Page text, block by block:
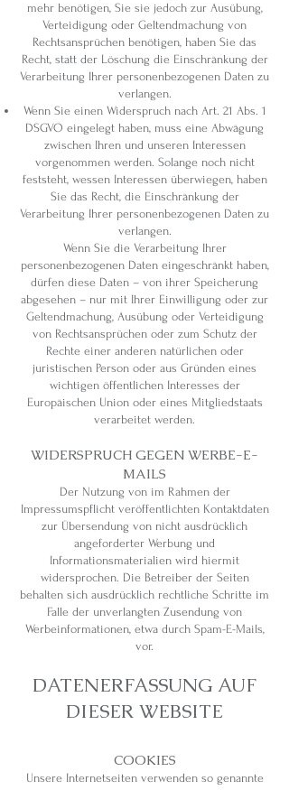
mehr benötigen, Sie sie jedoch zur Ausübung,
Verteidigung oder Geltendmachung von
Rechtsansprüchen benötigen, haben Sie das
Recht, statt der Löschung die Einschränkung der
Verarbeitung Ihrer personenbezogenen Daten zu
verlangen.
Wenn Sie einen Widerspruch nach Art. 21 Abs. 1
DSGVO eingelegt haben, muss eine Abwägung
zwischen Ihren und unseren Interessen
vorgenommen werden. Solange noch nicht
feststeht, wessen Interessen überwiegen, haben
Sie das Recht, die Einschränkung der
Verarbeitung Ihrer personenbezogenen Daten zu
verlangen.
Wenn Sie die Verarbeitung Ihrer
personenbezogenen Daten eingeschränkt haben,
dürfen diese Daten – von ihrer Speicherung
abgesehen – nur mit Ihrer Einwilligung oder zur
Geltendmachung, Ausübung oder Verteidigung
von Rechtsansprüchen oder zum Schutz der
Rechte einer anderen natürlichen oder
juristischen Person oder aus Gründen eines
wichtigen öffentlichen Interesses der
Europäischen Union oder eines Mitgliedstaats
verarbeitet werden.
WIDERSPRUCH GEGEN WERBE-E-
MAILS
Der Nutzung von im Rahmen der
Impressumspflicht veröffentlichten Kontaktdaten
zur Übersendung von nicht ausdrücklich
angeforderter Werbung und
Informationsmaterialien wird hiermit
widersprochen. Die Betreiber der Seiten
behalten sich ausdrücklich rechtliche Schritte im
Falle der unverlangten Zusendung von
Werbeinformationen, etwa durch Spam-E-Mails,
vor.
DATENERFASSUNG AUF
DIESER WEBSITE
COOKIES
Unsere Internetseiten verwenden so genannte